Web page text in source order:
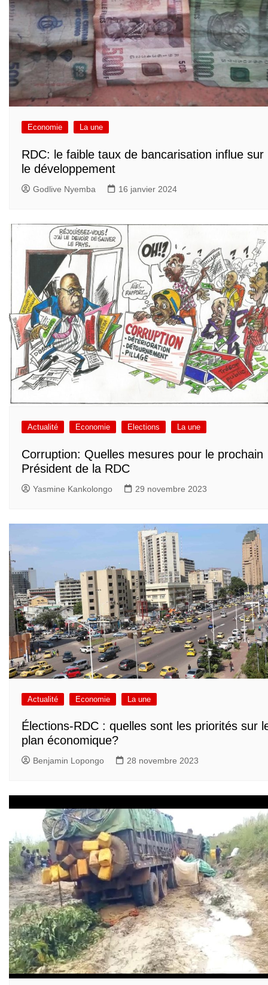
Economie La une
RDC: le faible taux de bancarisation influe sur
le développement
Godlive Nyemba 16 janvier 2024
Actualité Economie Elections La une
Corruption: Quelles mesures pour le prochain
Président de la RDC
Yasmine Kankolongo 29 novembre 2023
Actualité Economie La une
Élections-RDC : quelles sont les priorités sur
plan économique?
Benjamin Lopongo 28 novembre 2023